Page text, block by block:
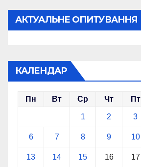
АКТУАЛЬНЕ ОПИТУВАННЯ
КАЛЕНДАР
Пн Вт Ср Чт Пт
1 2 3
6 7 8 9 10
13 14 15 16 17